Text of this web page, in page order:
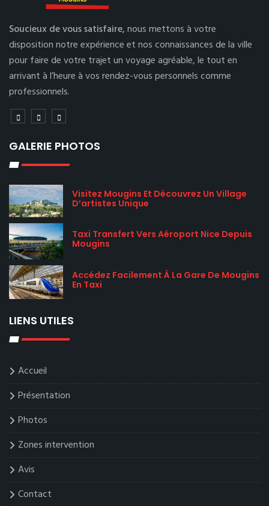
Soucieux de vous satisfaire,nous mettons à votre
disposition notre expérience et nos connaissances de la ville
pour faire de votre trajet un voyage agréable, le tout en
arrivant à l’heure à vos rendez-vous personnels comme
professionnels.
GALERIE PHOTOS
Visitez Mougins Et Découvrez Un Village
D’artistes Unique
Taxi Transfert Vers Aéroport Nice Depuis
Mougins
Accédez Facilement À La Gare De Mougins
En Taxi
LIENS UTILES
Accueil
Présentation
Photos
Zones intervention
Avis
Contact